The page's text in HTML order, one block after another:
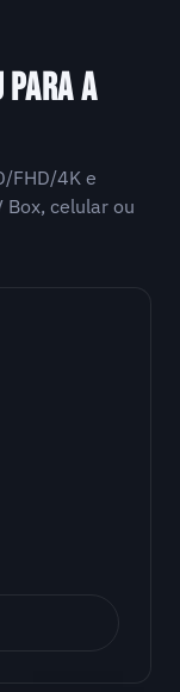
PARA A
FHD/4K e
Box, celular ou